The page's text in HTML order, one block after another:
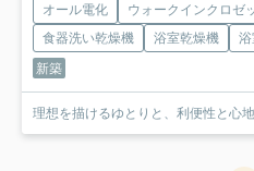
オール電化 ウォークインクロゼ
食器洗い乾燥機
浴室乾燥機
浴
新築
理想を描けるゆとりと、利便性と心